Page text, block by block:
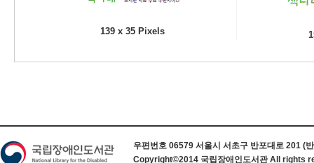
139 x 35 Pixels
우편번호 06579 서울시 서초구 반포대로 201 (
Copyright©2014 국립장애인도서관 All rights